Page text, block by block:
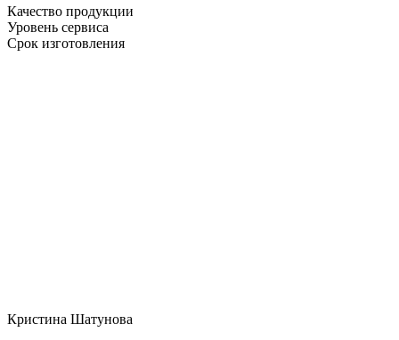
Качество продукции
Уровень сервиса
Срок изготовления
Кристина Шатунова